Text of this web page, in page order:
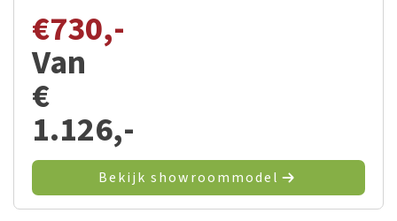
€730,-
Van
€
1.126,-
Bekijk showroommodel